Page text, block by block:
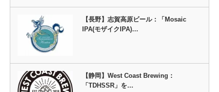
【長野】志賀高原ビール：「Mosaic
IPA(モザイクIPA)…
【静岡】West Coast Brewing：
「TDHSSR」を…